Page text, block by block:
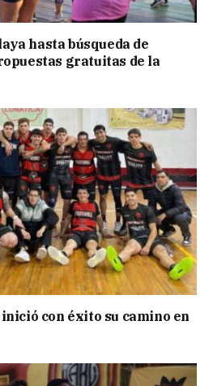
hasta búsqueda de
gratuitas de la
con éxito su camino en